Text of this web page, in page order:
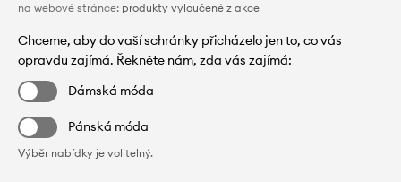
na webové stránce: produkty vyloučené z akce
Chceme, aby do vaší schránky přicházelo jen to, co vás
opravdu zajímá. Řekněte nám, zda vás zajímá:
Dámská móda
Pánská móda
Výběr nabídky je volitelný.